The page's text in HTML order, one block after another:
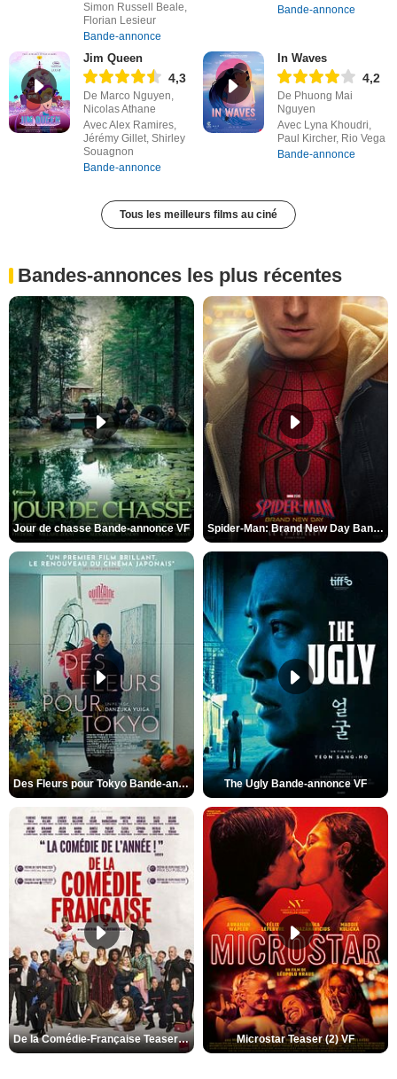
Simon Russell Beale,
Florian Lesieur
Bande-annonce
Bande-annonce
Jim Queen
4,3
De Marco Nguyen,
Nicolas Athane
Avec Alex Ramires,
Jérémy Gillet, Shirley
Souagnon
Bande-annonce
In Waves
4,2
De Phuong Mai
Nguyen
Avec Lyna Khoudri,
Paul Kircher, Rio Vega
Bande-annonce
Tous les meilleurs films au ciné
Bandes-annonces les plus récentes
Jour de chasse Bande-annonce VF Spider-Man: Brand New Day Bande-annonce (3) VO STFR
Des Fleurs pour Tokyo Bande-annonce VO STFR The Ugly Bande-annonce VF
De la Comédie-Française Teaser (3) VF Microstar Teaser (2) VF